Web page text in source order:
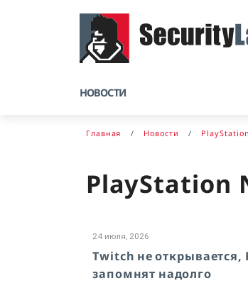
НОВОСТИ
Главная Новости
PlayStation
24 июля, 2026
Twitch не открывается,
запомнят надолго